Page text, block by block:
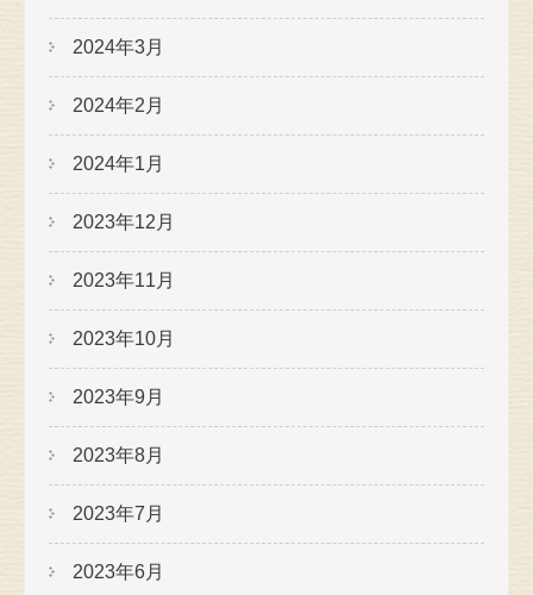
2024年3月
2024年2月
2024年1月
2023年12月
2023年11月
2023年10月
2023年9月
2023年8月
2023年7月
2023年6月